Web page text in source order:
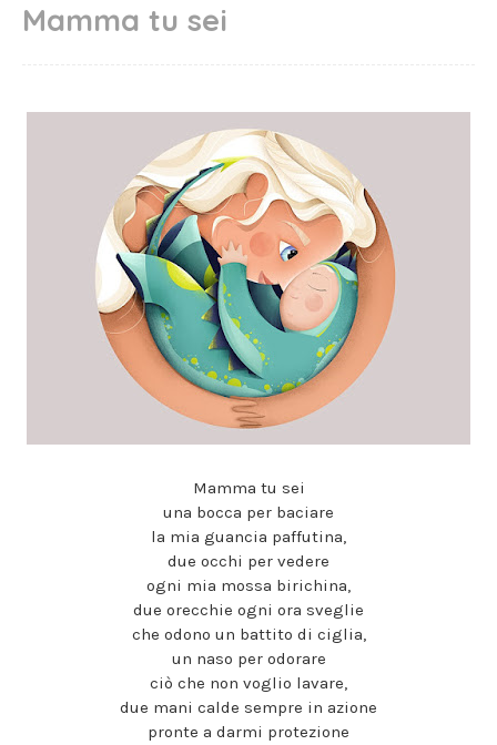
Mamma tu sei
Mamma tu sei
una bocca per baciare
la mia guancia paffutina,
due occhi per vedere
ogni mia mossa birichina,
due orecchie ogni ora sveglie
che odono un battito di ciglia,
un naso per odorare
ciò che non voglio lavare,
due mani calde sempre in azione
pronte a darmi protezione